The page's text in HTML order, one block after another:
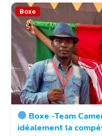
Boxe
Boxe -Team
idéalement la